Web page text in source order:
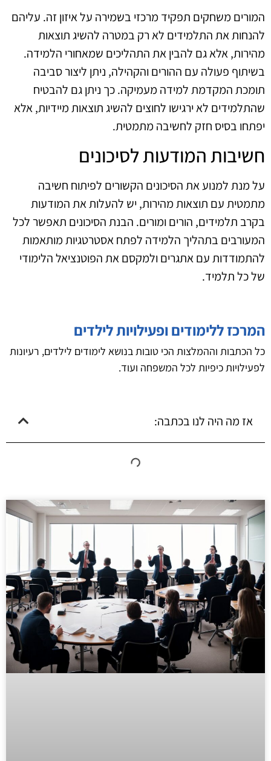
המורים משחקים תפקיד מרכזי בשמירה על איזון זה. עליהם
להנחות את התלמידים לא רק במטרה להשיג תוצאות
מהירות, אלא גם להבין את התהליכים שמאחורי הלמידה.
בשיתוף פעולה עם ההורים והקהילה, ניתן ליצור סביבה
תומכת המקדמת למידה מעמיקה. כך ניתן גם להבטיח
שהתלמידים לא ירגישו לחוצים להשיג תוצאות מיידיות, אלא
יפתחו בסיס חזק לחשיבה מתמטית.
חשיבות המודעות לסיכונים
על מנת למנוע את הסיכונים הקשורים לפיתוח חשיבה
מתמטית עם תוצאות מהירות, יש להעלות את המודעות
בקרב תלמידים, הורים ומורים. הבנת הסיכונים תאפשר לכל
המעורבים בתהליך הלמידה לפתח אסטרטגיות מותאמות
להתמודדות עם אתגרים ולמקסם את הפוטנציאל הלימודי
של כל תלמיד.
המרכז ללימודים ופעילויות לילדים
כל הכתבות וההמלצות הכי טובות בנושא לימודים לילדים, רעיונות
לפעילויות כיפיות לכל המשפחה ועוד.
אז מה היה לנו בכתבה: